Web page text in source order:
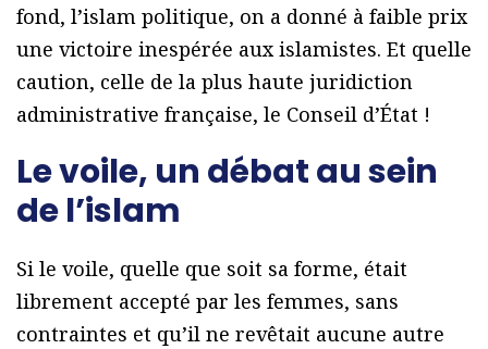
fond, l’islam politique, on a donné à faible prix
une victoire inespérée aux islamistes. Et quelle
caution, celle de la plus haute juridiction
administrative française, le Conseil d’État !
Le voile, un débat au sein
de l’islam
Si le voile, quelle que soit sa forme, était
librement accepté par les femmes, sans
contraintes et qu’il ne revêtait aucune autre